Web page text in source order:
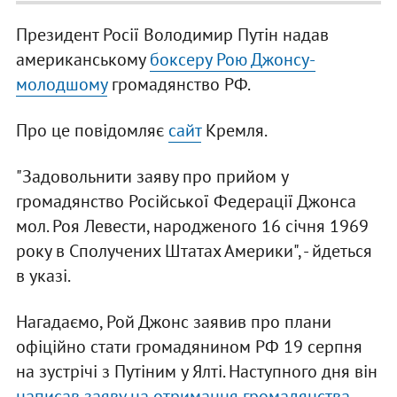
Президент Росії Володимир Путін надав
американськомубоксеру Рою Джонсу-
молодшомугромадянство РФ.
Про це повідомляє сайтКремля.
"Задовольнити заяву про прийом у
громадянство Російської Федерації Джонса
мол. Роя Левести, народженого 16 січня 1969
року в Сполучених Штатах Америки", - йдеться
в указі.
Нагадаємо, Рой Джонс заявив про плани
офіційно стати громадянином РФ 19 серпня
на зустрічі з Путіним у Ялті. Наступного дня він